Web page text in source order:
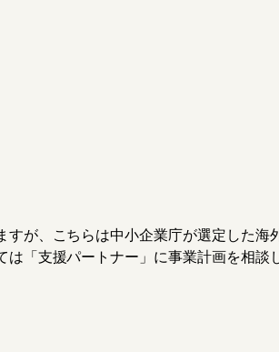
すが、こちらは中小企業庁が選定した海
「支援パートナー」に事業計画を相談